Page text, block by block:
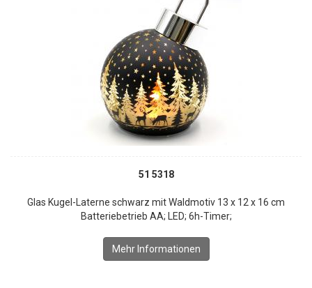
51 5318
Glas Kugel-Laterne schwarz mit Waldmotiv 13 x 12 x 16 cm
Batteriebetrieb AA; LED; 6h-Timer;
Mehr Informationen